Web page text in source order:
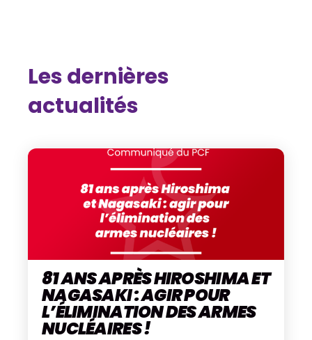
Les dernières
actualités
81 ANS APRÈS HIROSHIMA ET
NAGASAKI : AGIR POUR
L’ÉLIMINATION DES ARMES
NUCLÉAIRES !